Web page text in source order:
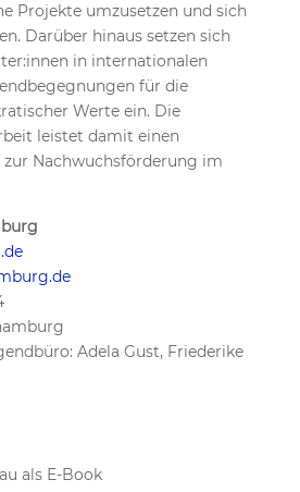
Projekte umzusetzen und sich
Darüber hinaus setzen sich
in internationalen
für die
Werte ein. Die
leistet damit einen
Nachwuchsförderung im
Adela Gust, Friederike
als E-Book